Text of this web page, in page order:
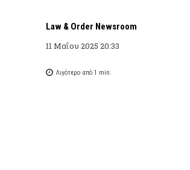
Law & Order Newsroom
11 Μαΐου 2025 20:33
Λιγότερο από 1 min.